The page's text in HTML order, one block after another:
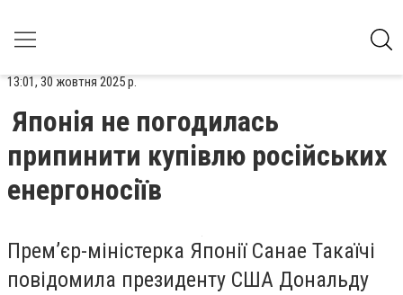
13:01, 30 жовтня 2025 р.
Японія не погодилась
припинити купівлю російських
енергоносіїв
Прем’єр-міністерка Японії Санае Такаїчі
повідомила президенту США Дональду